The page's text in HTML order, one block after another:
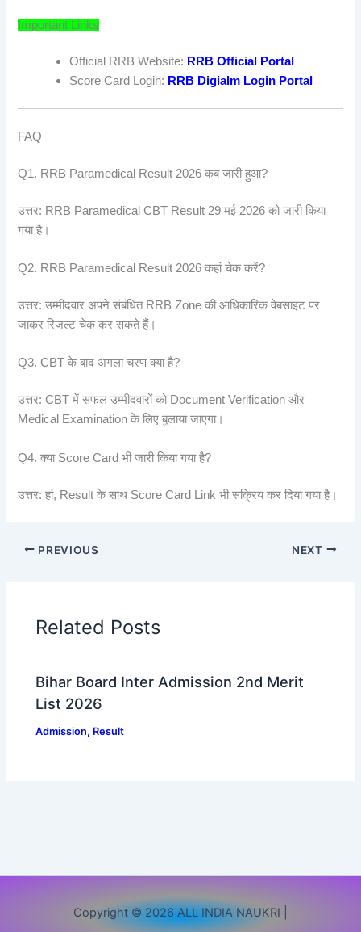
Important Links
Official RRB Website: RRB Official Portal
Score Card Login: RRB Digialm Login Portal
FAQ
Q1. RRB Paramedical Result 2026 कब जारी हुआ?
उत्तर: RRB Paramedical CBT Result 29 मई 2026 को जारी किया
गया है।
Q2. RRB Paramedical Result 2026 कहां चेक करें?
उत्तर: उम्मीदवार अपने संबंधित RRB Zone की आधिकारिक वेबसाइट पर
जाकर रिजल्ट चेक कर सकते हैं।
Q3. CBT के बाद अगला चरण क्या है?
उत्तर: CBT में सफल उम्मीदवारों को Document Verification और
Medical Examination के लिए बुलाया जाएगा।
Q4. क्या Score Card भी जारी किया गया है?
उत्तर: हां, Result के साथ Score Card Link भी सक्रिय कर दिया गया है।
PREVIOUS NEXT
Related Posts
Bihar Board Inter Admission 2nd Merit
List 2026
Admission, Result
Copyright © 2026 ALL INDIA NAUKRI |